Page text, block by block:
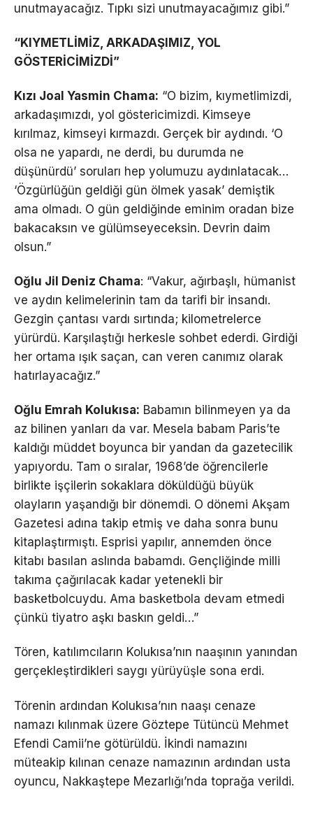
unutmayacağız. Tıpkı sizi unutmayacağımız gibi.”
“KIYMETLİMİZ, ARKADAŞIMIZ, YOL
GÖSTERİCİMİZDİ”
Kızı Joal Yasmin Chama: “O bizim, kıymetlimizdi,
arkadaşımızdı, yol göstericimizdi. Kimseye
kırılmaz, kimseyi kırmazdı. Gerçek bir aydındı. ‘O
olsa ne yapardı, ne derdi, bu durumda ne
düşünürdü’ soruları hep yolumuzu aydınlatacak…
‘Özgürlüğün geldiği gün ölmek yasak’ demiştik
ama olmadı. O gün geldiğinde eminim oradan bize
bakacaksın ve gülümseyeceksin. Devrin daim
olsun.”
Oğlu Jil Deniz Chama: “Vakur, ağırbaşlı, hümanist
ve aydın kelimelerinin tam da tarifi bir insandı.
Gezgin çantası vardı sırtında; kilometrelerce
yürürdü. Karşılaştığı herkesle sohbet ederdi. Girdiği
her ortama ışık saçan, can veren canımız olarak
hatırlayacağız.”
Oğlu Emrah Kolukısa: Babamın bilinmeyen ya da
az bilinen yanları da var. Mesela babam Paris’te
kaldığı müddet boyunca bir yandan da gazetecilik
yapıyordu. Tam o sıralar, 1968’de öğrencilerle
birlikte işçilerin sokaklara döküldüğü büyük
olayların yaşandığı bir dönemdi. O dönemi Akşam
Gazetesi adına takip etmiş ve daha sonra bunu
kitaplaştırmıştı. Esprisi yapılır, annemden önce
kitabı basılan aslında babamdı. Gençliğinde milli
takıma çağırılacak kadar yetenekli bir
basketbolcuydu. Ama basketbola devam etmedi
çünkü tiyatro aşkı baskın geldi…”
Tören, katılımcıların Kolukısa’nın naaşının yanından
gerçekleştirdikleri saygı yürüyüşle sona erdi.
Törenin ardından Kolukısa’nın naaşı cenaze
namazı kılınmak üzere Göztepe Tütüncü Mehmet
Efendi Camii’ne götürüldü. İkindi namazını
müteakip kılınan cenaze namazının ardından usta
oyuncu, Nakkaştepe Mezarlığı’nda toprağa verildi.